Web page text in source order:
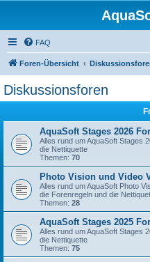
FAQ
Foren-Übersicht
Diskussionsforen
AquaSoft Stages 2026
Alles rund um AquaSoft Stages
die Nettiquette
Themen: 70
Photo Vision und Video
Alles rund um AquaSoft Photo
die Forenregeln und die
Themen: 28
AquaSoft Stages 2025
Alles rund um AquaSoft Stages
die Nettiquette
Themen: 75